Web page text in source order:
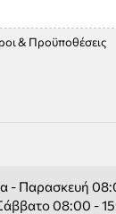
& Προϋποθέσεις
- Παρασκευή
08:00 -